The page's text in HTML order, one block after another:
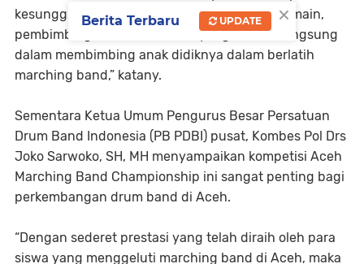
kesungguhan dan atas kerja keras pelatih, pemain,
pembimbing dan semua crew yang terlibat langsung
dalam membimbing anak didiknya dalam berlatih
marching band,” katany.
Sementara Ketua Umum Pengurus Besar Persatuan
Drum Band Indonesia (PB PDBI) pusat, Kombes Pol Drs
Joko Sarwoko, SH, MH menyampaikan kompetisi Aceh
Marching Band Championship ini sangat penting bagi
perkembangan drum band di Aceh.
“Dengan sederet prestasi yang telah diraih oleh para
siswa yang menggeluti marching band di Aceh, maka
×
Berita Terbaru UPDATE